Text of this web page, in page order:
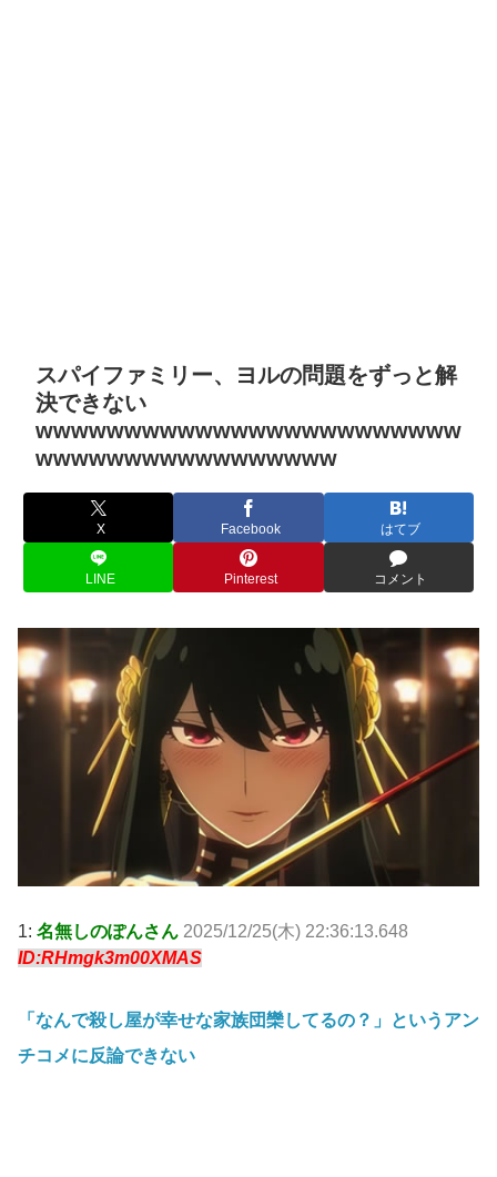
スパイファミリー、ヨルの問題をずっと解
決できない
wwwwwwwwwwwwwwwwwwwwwwww
wwwwwwwwwwwwwwwww
X Facebook はてブ
LINE Pinterest コメント
1: 名無しのぽんさん 2025/12/25(木) 22:36:13.648
ID:RHmgk3m00XMAS
「なんで殺し屋が幸せな家族団欒してるの？」というアン
チコメに反論できない